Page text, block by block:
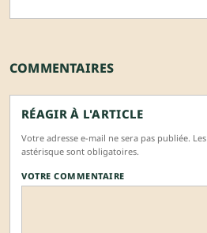
COMMENTAIRES
RÉAGIR À L'ARTICLE
Votre adresse e-mail ne sera pas publiée.
astérisque sont obligatoires.
VOTRE COMMENTAIRE